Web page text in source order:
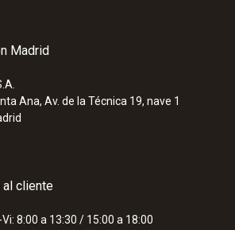
Madrid
Ana, Av. de la Técnica 19, nave 1
al cliente
8:00 a 13:30 / 15:00 a 18:00